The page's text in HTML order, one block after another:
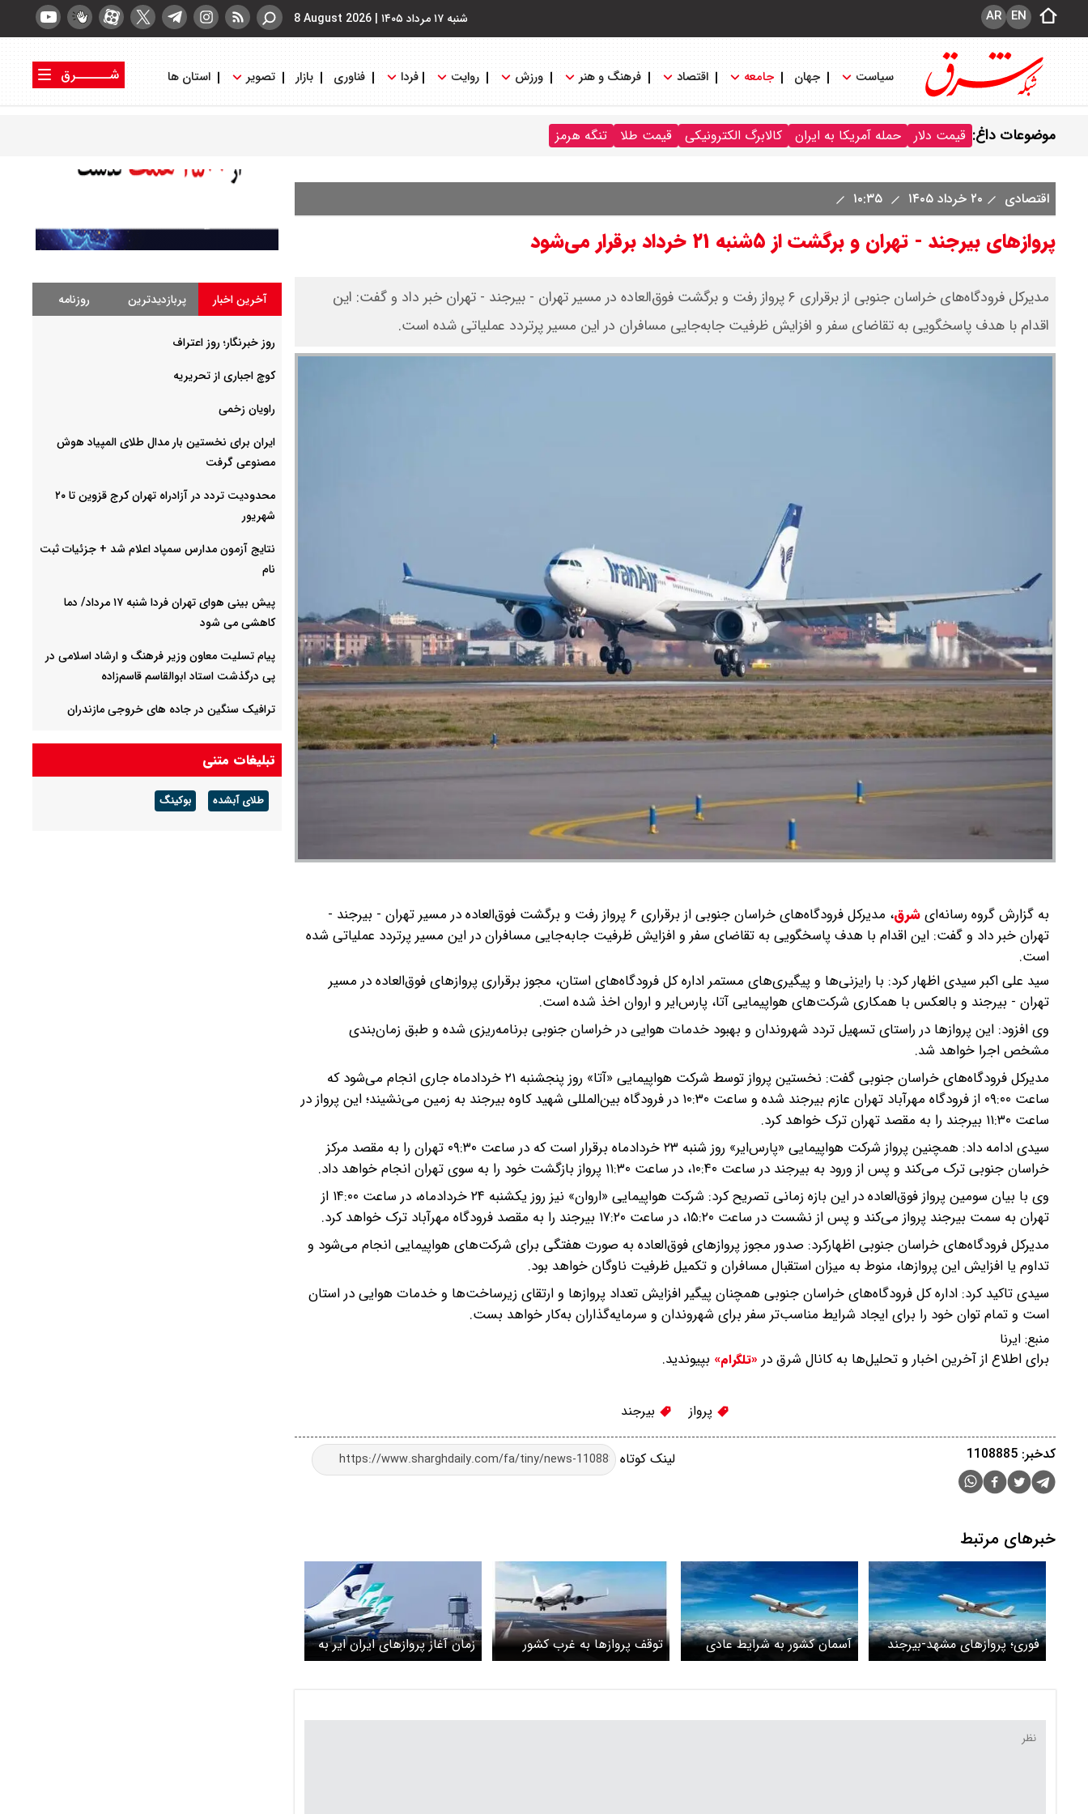
شنبه ۱۷ مرداد ۱۴۰۵ |
8 August 2026 EN
AR
سیاست جهان جامعه اقتصاد فرهنگ و هنر ورزش روایت فردا فناوری بازار تصویر استان ها
شــــــرق
موضوعات داغ: قیمت دلار حمله آمریکا به ایران کالابرگ الکترونیکی قیمت طلا تنگه هرمز
اقتصادی ۲۰ خرداد ۱۴۰۵
پروازهای بیرجند - تهران و برگشت از ۵شنبه ۲۱ خرداد برقرار می‌شود
مدیرکل فرودگاه‌های خراسان جنوبی از برقراری ۶ پرواز رفت و برگشت فوق‌العاده در مسیر تهران - بیرجند - تهران خبر داد و گفت: این
اقدام با هدف پاسخگویی به تقاضای سفر و افزایش ظرفیت جابه‌جایی مسافران در این مسیر پرتردد عملیاتی شده است.
به گزارش گروه رسانه‌ایشرق،
مدیرکل فرودگاه‌های خراسان جنوبی از برقراری ۶ پرواز رفت و برگشت فوق‌العاده در مسیر تهران - بیرجند -
تهران خبر داد و گفت: این اقدام با هدف پاسخگویی به تقاضای سفر و افزایش ظرفیت جابه‌جایی مسافران در این مسیر پرتردد عملیاتی شده
است.
سید علی اکبر سیدی اظهار کرد: با رایزنی‌ها و پیگیری‌های مستمر اداره کل فرودگاه‌های استان، مجوز برقراری پروازهای فوق‌العاده در مسیر
تهران - بیرجند و بالعکس با همکاری شرکت‌های هواپیمایی آتا، پارس‌ایر و اروان اخذ شده است.
وی افزود: این پروازها در راستای تسهیل تردد شهروندان و بهبود خدمات هوایی در خراسان جنوبی برنامه‌ریزی شده و طبق زمان‌بندی
مشخص اجرا خواهد شد.
مدیرکل فرودگاه‌های خراسان جنوبی گفت: نخستین پرواز توسط شرکت هواپیمایی «آتا» روز پنجشنبه ۲۱ خردادماه جاری انجام می‌شود که
ساعت ۰۹:۰۰ از فرودگاه مهرآباد تهران عازم بیرجند شده و ساعت ۱۰:۳۰ در فرودگاه بین‌المللی شهید کاوه بیرجند به زمین می‌نشیند؛ این پرواز در
ساعت ۱۱:۳۰ بیرجند را به مقصد تهران ترک خواهد کرد.
سیدی ادامه داد: همچنین پرواز شرکت هواپیمایی «پارس‌ایر» روز شنبه ۲۳ خردادماه برقرار است که در ساعت ۰۹:۳۰ تهران را به مقصد مرکز
خراسان جنوبی ترک می‌کند و پس از ورود به بیرجند در ساعت ۱۰:۴۰، در ساعت ۱۱:۳۰ پرواز بازگشت خود را به سوی تهران انجام خواهد داد.
وی با بیان سومین پرواز فوق‌العاده در این بازه زمانی تصریح کرد: شرکت هواپیمایی «اروان» نیز روز یکشنبه ۲۴ خردادماه، در ساعت ۱۴:۰۰ از
تهران به سمت بیرجند پرواز می‌کند و پس از نشست در ساعت ۱۵:۲۰، در ساعت ۱۷:۲۰ بیرجند را به مقصد فرودگاه مهرآباد ترک خواهد کرد.
مدیرکل فرودگاه‌های خراسان جنوبی اظهارکرد: صدور مجوز پروازهای فوق‌العاده به صورت هفتگی برای شرکت‌های هواپیمایی انجام می‌شود و
تداوم یا افزایش این پروازها، منوط به میزان استقبال مسافران و تکمیل ظرفیت ناوگان خواهد بود.
سیدی تاکید کرد: اداره کل فرودگاه‌های خراسان جنوبی همچنان پیگیر افزایش تعداد پروازها و ارتقای زیرساخت‌ها و خدمات هوایی در استان
است و تمام توان خود را برای ایجاد شرایط مناسب‌تر سفر برای شهروندان و سرمایه‌گذاران به‌کار خواهد بست.
منبع: ایرنا
برای اطلاع از آخرین اخبار و تحلیل‌ها به کانال شرق در «تلگرام» بپیوندید.
پرواز بیرجند
لینک کوتاه کدخبر: 1108885
خبرهای مرتبط
فوری؛ پروازهای مشهد-بیرجند
لغو شد+ جزئیات
آسمان کشور به شرایط عادی
بازگشت
توقف پروازها به غرب کشور
زمان آغاز پروازهای ایران ایر به
اروپا اعلام شد
آخرین اخبار پربازدیدترین روزنامه
روز خبرنگار؛ روز اعتراف
کوچ اجباری از تحریریه
راویان زخمی
ایران برای نخستین بار مدال طلای المپیاد هوش
مصنوعی گرفت
محدودیت تردد در آزادراه تهران کرج قزوین تا ۲۰
شهریور
نتایج آزمون مدارس سمپاد اعلام شد + جزئیات ثبت
نام
پیش بینی هوای تهران فردا شنبه ۱۷ مرداد/ دما
کاهشی می شود
پیام تسلیت معاون وزیر فرهنگ و ارشاد اسلامی در
پی درگذشت استاد ابوالقاسم قاسم‌زاده
ترافیک سنگین در جاده های خروجی مازندران
پیش بینی هواشناسی قم فردا شنبه ۱۷ مرداد/
افزایش غلظت گردوغبار تا اواخر وقت شنبه
تبلیغات متنی
طلای آبشده بوکینگ